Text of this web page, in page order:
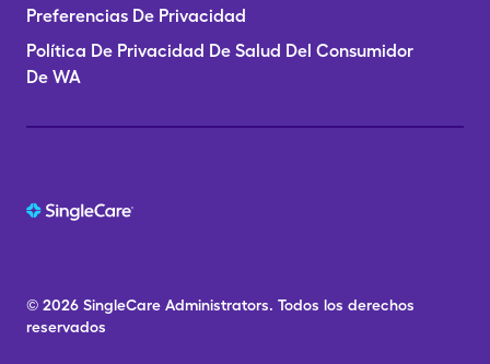
Preferencias De Privacidad
Política De Privacidad De Salud Del Consumidor
De WA
© 2026 SingleCare Administrators. Todos los derechos
reservados